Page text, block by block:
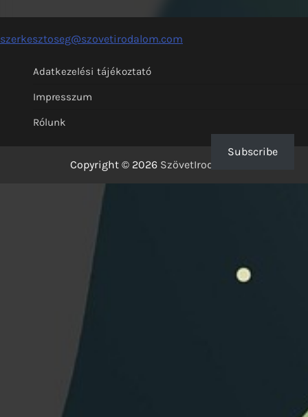
szerkesztoseg@szovetirodalom.com
Adatkezelési tájékoztató
Impresszum
Rólunk
Copyright © 2026 SzövetIrodalom
Subscribe